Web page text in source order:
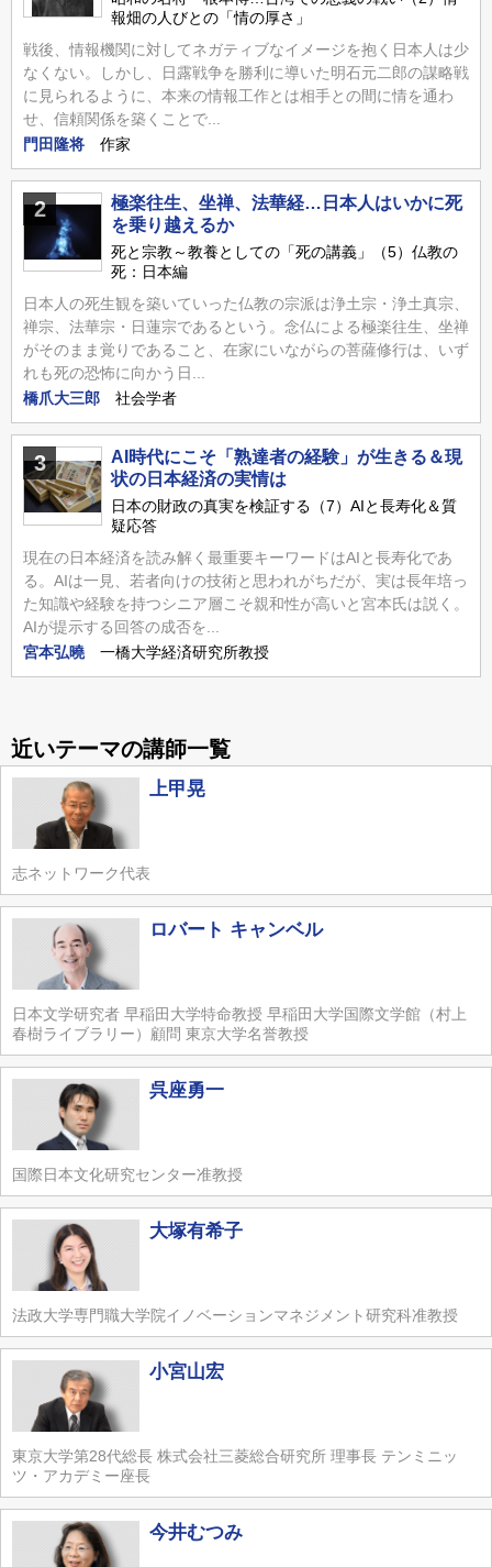
報畑の人びとの「情の厚さ」
戦後、情報機関に対してネガティブなイメージを抱く日本人は少
なくない。しかし、日露戦争を勝利に導いた明石元二郎の謀略戦
に見られるように、本来の情報工作とは相手との間に情を通わ
せ、信頼関係を築くことで...
門田隆将
作家
2
極楽往生、坐禅、法華経…日本人はいかに死
を乗り越えるか
死と宗教～教養としての「死の講義」（5）仏教の
死：日本編
日本人の死生観を築いていった仏教の宗派は浄土宗・浄土真宗、
禅宗、法華宗・日蓮宗であるという。念仏による極楽往生、坐禅
がそのまま覚りであること、在家にいながらの菩薩修行は、いず
れも死の恐怖に向かう日...
橋爪大三郎
社会学者
3
AI時代にこそ「熟達者の経験」が生きる＆現
状の日本経済の実情は
日本の財政の真実を検証する（7）AIと長寿化＆質
疑応答
現在の日本経済を読み解く最重要キーワードはAIと長寿化であ
る。AIは一見、若者向けの技術と思われがちだが、実は長年培っ
た知識や経験を持つシニア層こそ親和性が高いと宮本氏は説く。
AIが提示する回答の成否を...
宮本弘曉
一橋大学経済研究所教授
近いテーマの講師一覧
上甲晃
志ネットワーク代表
ロバート キャンベル
日本文学研究者 早稲田大学特命教授 早稲田大学国際文学館（村上
春樹ライブラリー）顧問 東京大学名誉教授
呉座勇一
国際日本文化研究センター准教授
大塚有希子
法政大学専門職大学院イノベーションマネジメント研究科准教授
小宮山宏
東京大学第28代総長 株式会社三菱総合研究所 理事長 テンミニッ
ツ・アカデミー座長
今井むつみ